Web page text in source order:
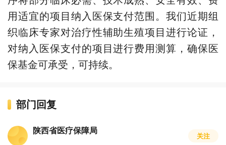
用适宜的项目纳入医保支付范围。我们近期组
织临床专家对治疗性辅助生殖项目进行论证，
对纳入医保支付的项目进行费用测算，确保医
保基金可承受，可持续。
部门回复
陕西省医疗保障局 关注